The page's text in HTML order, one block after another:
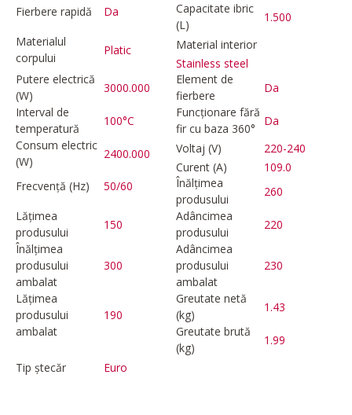
Fierbere rapidă Da
Capacitate ibric
(L)
1.500
Materialul
corpului
Platic
Material interior
Stainless steel
Putere electrică
(W)
3000.000
Element de
fierbere
Da
Interval de
temperatură
100°C
Funcționare fără
fir cu baza 360°
Da
Consum electric
(W)
2400.000 Voltaj (V)
220-240
Curent (A)
109.0
Frecvență (Hz)
50/60
Înălțimea
produsului
260
Lățimea
produsului
150
Adâncimea
produsului
220
Înălțimea
produsului
ambalat
300
Adâncimea
produsului
ambalat
230
Lățimea
produsului
ambalat
190
Greutate netă
(kg)
1.43
Greutate brută
(kg)
1.99
Tip ștecăr
Euro